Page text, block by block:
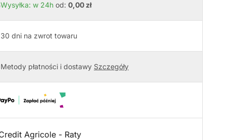
Wysyłka: w 24h od: 0,00 zł
30 dni na zwrot towaru
Metody płatności i dostawy Szczegóły